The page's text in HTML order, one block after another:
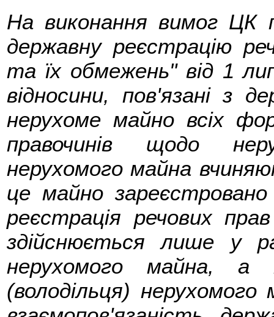
На виконання вимог ЦК
державну реєстрацію
та їх обмежень" від 1
відносини, пов'язані з
нерухоме майно всіх
правочинів щодо
нерухомого майна
це майно зареєстровано
реєстрація речових
здійснюється лише у
нерухомого майна, а
(володільця)